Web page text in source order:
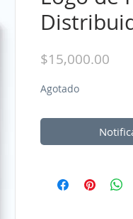
$15,000.00
Agotado